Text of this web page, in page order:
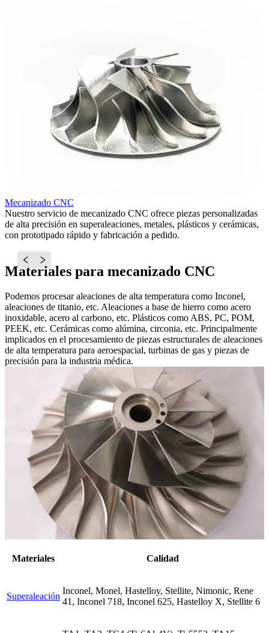
Mecanizado CNC
Nuestro servicio de mecanizado CNC ofrece piezas personalizadas
de alta precisión en superaleaciones, metales, plásticos y cerámicas,
con prototipado rápido y fabricación a pedido.
Materiales para mecanizado CNC
Podemos procesar aleaciones de alta temperatura como Inconel,
aleaciones de titanio, etc. Aleaciones a base de hierro como acero
inoxidable, acero al carbono, etc. Plásticos como ABS, PC, POM,
PEEK, etc. Cerámicas como alúmina, circonia, etc. Principalmente
implicados en el procesamiento de piezas estructurales de aleaciones
de alta temperatura para aeroespacial, turbinas de gas y piezas de
precisión para la industria médica.
Materiales Calidad
Superaleación
Inconel, Monel, Hastelloy, Stellite, Nimonic, Rene
41, Inconel 718, Inconel 625, Hastelloy X, Stellite 6